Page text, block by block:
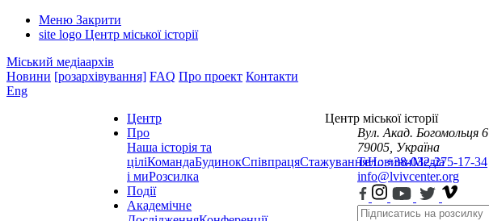
Меню Закрити
site logo Центр міської історії
Міський медіаархів
Новини [розархівування] FAQ Про проект Контакти
Eng
Центр
Про
Наша історія та
ціліКомандаБудинокСпівпрацяСтажуванняНовиниМедіа
і миРозсилка
Події
Академічне
Центр міської історії
Вул. Акад. Богомольця 6
79005, Україна
Тел.: +38-032-275-17-34
info@lvivcenter.org